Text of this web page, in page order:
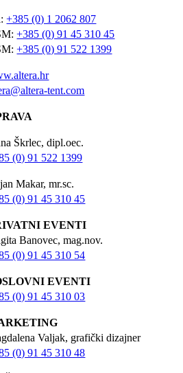
+385 (0) 1 2062 807
+385 (0) 91 45 310 45
+385 (0) 91 522 1399
tent.com
Škrlec, dipl.oec.
(0) 91 522 1399
Makar, mr.sc.
(0) 91 45 310 45
EVENTI
Banovec, mag.nov.
(0) 91 45 310 54
EVENTI
(0) 91 45 310 03
Valjak, grafički dizajner
(0) 91 45 310 48